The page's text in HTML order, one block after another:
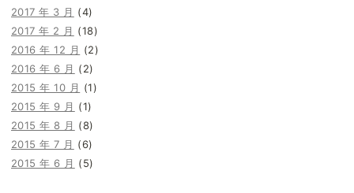
2017 年 3 月 (4)
2017 年 2 月 (18)
2016 年 12 月 (2)
2016 年 6 月 (2)
2015 年 10 月 (1)
2015 年 9 月 (1)
2015 年 8 月 (8)
2015 年 7 月 (6)
2015 年 6 月 (5)